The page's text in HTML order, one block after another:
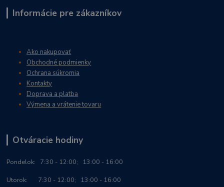
Informácie pre zákazníkov
Ako nakupovať
Obchodné podmienky
Ochrana súkromia
Kontakty
Doprava a platba
Výmena a vrátenie tovaru
Otváracie hodiny
Pondelok: 7:30 - 12:00; 13:00 - 16:00
Utorok: 7:30 - 12:00; 13:00 - 16:00